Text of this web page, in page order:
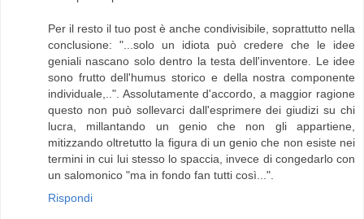
Per il resto il tuo post è anche condivisibile, soprattutto nella
conclusione: "...solo un idiota può credere che le idee
geniali nascano solo dentro la testa dell'inventore. Le idee
sono frutto dell'humus storico e della nostra componente
individuale,..". Assolutamente d'accordo, a maggior ragione
questo non può sollevarci dall'esprimere dei giudizi su chi
lucra, millantando un genio che non gli appartiene,
mitizzando oltretutto la figura di un genio che non esiste nei
termini in cui lui stesso lo spaccia, invece di congedarlo con
un salomonico "ma in fondo fan tutti così...".
Rispondi